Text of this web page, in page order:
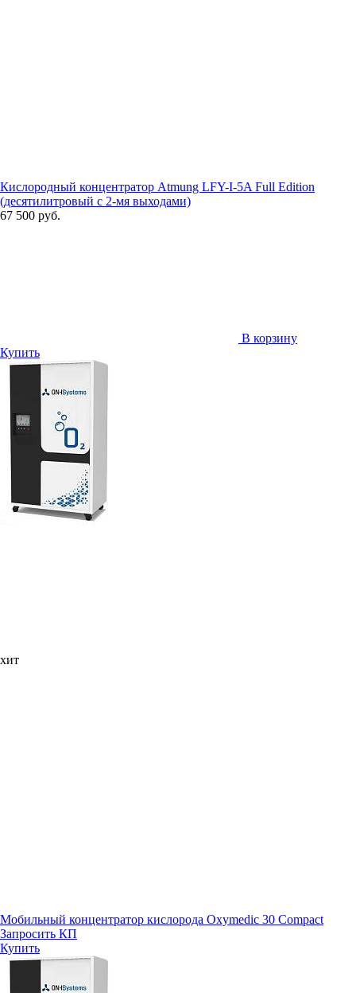
Кислородный концентратор Atmung LFY-I-5A Full Edition
(десятилитровый с 2-мя выходами)
67 500 руб.
В корзину
Купить
хит
Мобильный концентратор кислорода Oxymedic 30 Compact
Запросить КП
Купить